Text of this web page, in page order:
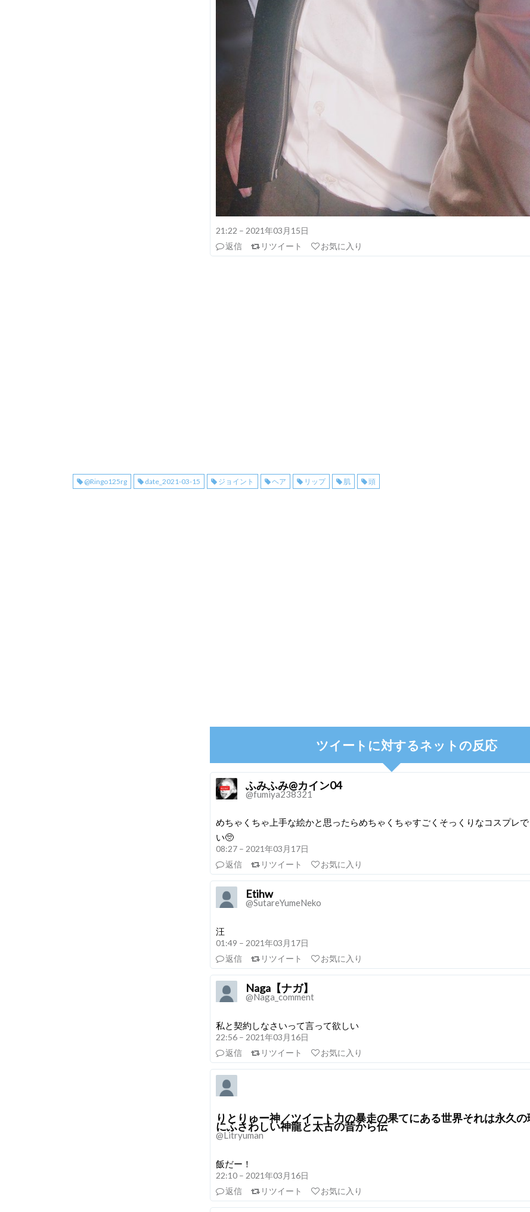
21:22 – 2021年03月15日
返信
リツイート お気に入り
@Ringo125rg date_2021-03-15 ジョイント ヘア リップ 肌 頭
ツイートに対するネットの反応
ふみふみ@カイン04
@fumiya238321
めちゃくちゃ上手な絵かと思ったらめちゃくちゃすごくそっくりなコスプレ
い🥺
08:27 – 2021年03月17日
返信
リツイート お気に入り
Etihw
@SutareYumeNeko
汪
01:49 – 2021年03月17日
返信
リツイート お気に入り
Naga【ナガ】
@Naga_comment
私と契約しなさいって言って欲しい
22:56 – 2021年03月16日
返信
リツイート お気に入り
りとりゅー神／ツイート力の暴走の果てにある世界それは永久
にふさわしい神龍と太古の昔から伝
@Litryuman
飯だー！
22:10 – 2021年03月16日
返信
リツイート お気に入り